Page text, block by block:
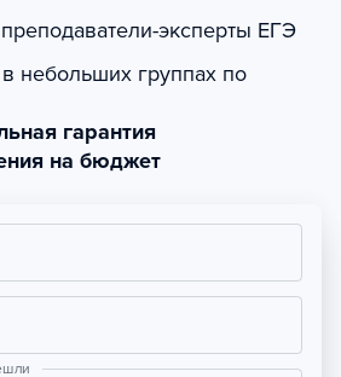
эксперты ЕГЭ
небольших группах по
гарантия
на бюджет